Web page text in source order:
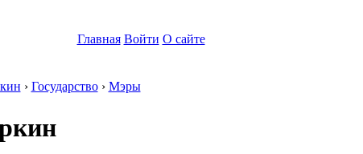
Главная Войти О сайте
› Государство› Мэры